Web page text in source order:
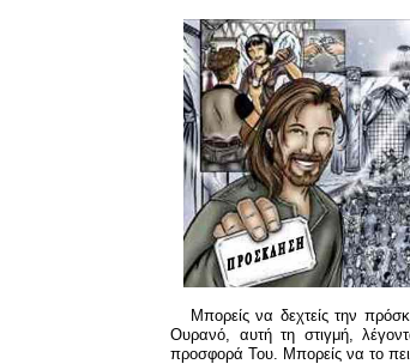
Μπορείς να δεχτείς την
Ουρανό, αυτή τη στιγμή,
προσφορά Του. Μπορείς να το